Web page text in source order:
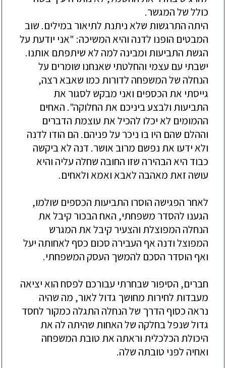
כוללשלהמגשר.
היתה התרגשות שלאניתנת לתיאורבמילים. שוב
המבטים הופנו לדנה והיאהמשיכה: "אני יודעת על
הגשת התביעות ומבינה למה לאשיתפתם אותנו.
ישבתי עם עצמי והחלטתי שאנחנו שומרים על
הנחלה שלהמשפחה לדורות כמו שאבארצה,
גייסתי את הכספים ואני מבקש לסגור את
התביעות ולבצעביניכם את החלוקה". האחים
ההמומים לאיכלו להכילאת עוצמת הדברים
וההלם שהם היובו ניכר עלפניהם. הם הודו לדנה
ולאידעו את נפשם מרוב אושר. דנה לאביקשה
כבוד היאהבהירה שזו החובה שחלה עליה והיא
עושה זאת מאהבה לאבאואמאולאחים.
לאחר הפגישה הוסרו התביעות הכספים שולמו,
הגענו להסדר משפחתי, האח הבכור קיבלאת
הנחלה המפוצלת והצעיר קיבלאת המגרש
המפוצלודנה אף העבירה סכום כסף לאחותה יעל
ואף הוסדר הסכם להמשך העסק המשפחתי.
חברים, הסיפור שבחרתי עבורכם לפסח הואיציאה
מעבדות לחירות מחושך גדוללאור, מה שהיה
נראה כסוף הדרך שלהנחלה התגלה כמקור לחסד
גדולשנפלבחלקה שלהאחות שהיתה לה את
היכולת הכלכלית וראתה את טובת המשפחה
ואחיה לפני טובתה שלה.